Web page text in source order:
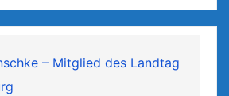
– Mitglied des Landtag